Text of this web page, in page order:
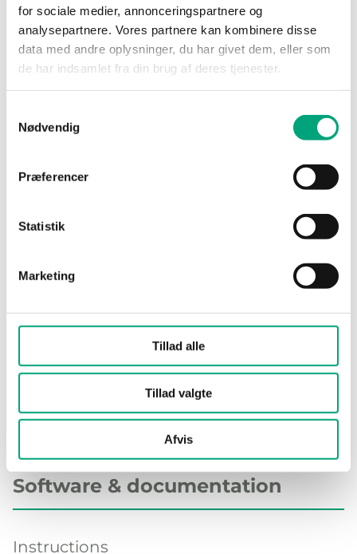
for sociale medier, annonceringspartnere og
analysepartnere. Vores partnere kan kombinere disse
data med andre oplysninger, du har givet dem, eller som
de har indsamlet fra din brug af deres tjenester.
Nødvendig
Præferencer
Statistik
Marketing
Tillad alle
Tillad valgte
Afvis
SPECIFICATIONS
SOFTWARE & DOCUMENTATION
Specifications
Specifications for Regio RCX backplate
Dimensions, external
90x90x16
Software & documentation
Instructions